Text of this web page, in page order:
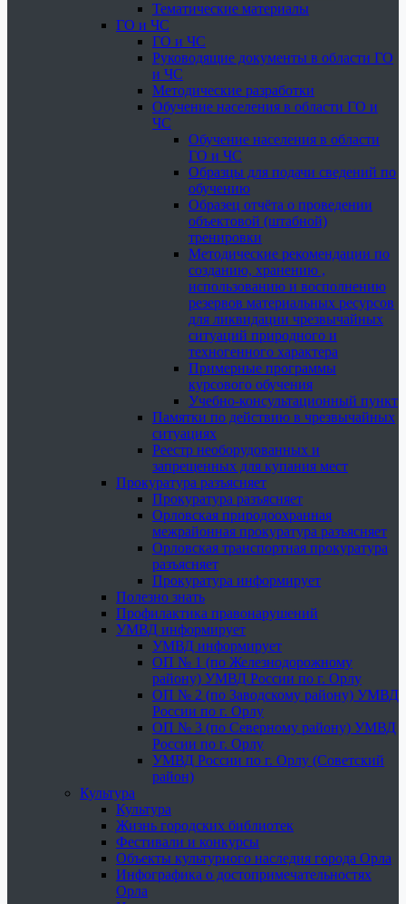
Тематические материалы
ГО и ЧС
ГО и ЧС
Руководящие документы в области ГО
и ЧС
Методические разработки
Обучение населения в области ГО и
ЧС
Обучение населения в области
ГО и ЧС
Образцы для подачи сведений по
обучению
Образец отчёта о проведении
объектовой (штабной)
тренировки
Методические рекомендации по
созданию, хранению ,
использованию и восполнению
резервов материальных ресурсов
для ликвидации чрезвычайных
ситуаций природного и
техногенного характера
Примерные программы
курсового обучения
Учебно-консультационный пункт
Памятки по действию в чрезвычайных
ситуациях
Реестр необорудованных и
запрещенных для купания мест
Прокуратура разъясняет
Прокуратура разъясняет
Орловская природоохранная
межрайонная прокуратура разъясняет
Орловская транспортная прокуратура
разъясняет
Прокуратура информирует
Полезно знать
Профилактика правонарушений
УМВД информирует
УМВД информирует
ОП № 1 (по Железнодорожному
району) УМВД России по г. Орлу
ОП № 2 (по Заводскому району) УМВД
России по г. Орлу
ОП № 3 (по Северному району) УМВД
России по г. Орлу
УМВД России по г. Орлу (Советский
район)
Культура
Культура
Жизнь городских библиотек
Фестивали и конкурсы
Объекты культурного наследия города Орла
Инфографика о достопримечательностях
Орла